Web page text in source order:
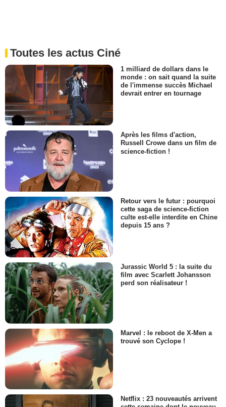
Toutes les actus Ciné
1 milliard de dollars dans le
monde : on sait quand la suite
de l'immense succès Michael
devrait entrer en tournage
Après les films d'action,
Russell Crowe dans un film de
science-fiction !
Retour vers le futur : pourquoi
cette saga de science-fiction
culte est-elle interdite en Chine
depuis 15 ans ?
Jurassic World 5 : la suite du
film avec Scarlett Johansson
perd son réalisateur !
Marvel : le reboot de X-Men a
trouvé son Cyclope !
Netflix : 23 nouveautés arrivent